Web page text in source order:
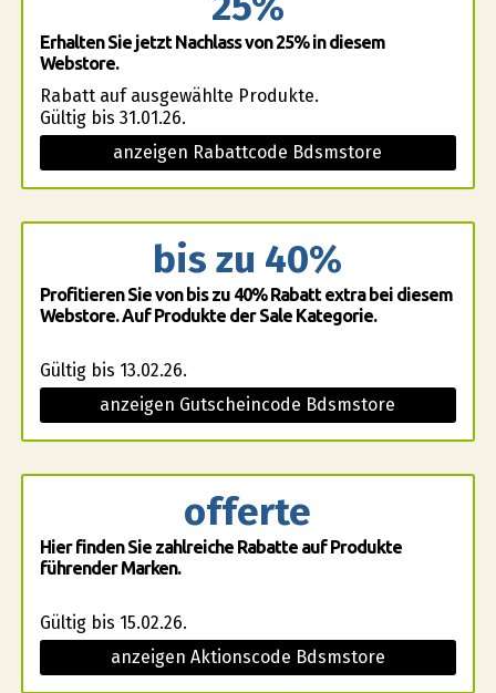
Erhalten Sie jetzt Nachlass von 25% in diesem
Webstore.
Rabatt auf ausgewählte Produkte.
Gültig bis 31.01.26.
anzeigen Rabattcode Bdsmstore
bis zu 40%
Profitieren Sie von bis zu 40% Rabatt extra bei diesem
Webstore. Auf Produkte der Sale Kategorie.
Gültig bis 13.02.26.
anzeigen Gutscheincode Bdsmstore
offerte
Hier finden Sie zahlreiche Rabatte auf Produkte
führender Marken.
Gültig bis 15.02.26.
anzeigen Aktionscode Bdsmstore